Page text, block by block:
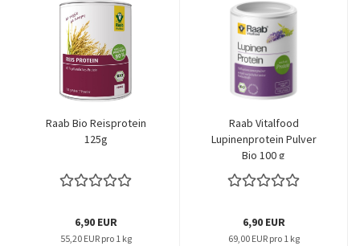
Raab Bio Reisprotein
125g
6,90 EUR
55,20 EUR pro 1 kg
Raab Vitalfood
Lupinenprotein Pulver
Bio 100 g
6,90 EUR
69,00 EUR pro 1 kg